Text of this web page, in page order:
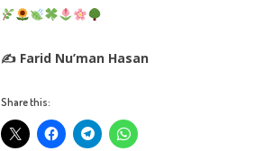
✍ Farid Nu’man Hasan
Share this: